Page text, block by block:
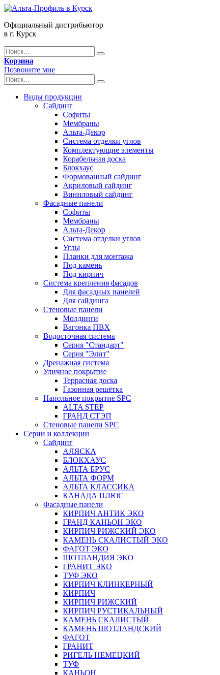
Официальный дистрибьютор
в г. Курск
Корзина
Позвоните мне
Виды продукции
Сайдинг
Софиты
Мембраны
Альта-Декор
Система отделки углов
Комплектующие элементы
Корабельная доска
Блокхаус
Формованный сайдинг
Акриловый сайдинг
Виниловый сайдинг
Фасадные панели
Софиты
Мембраны
Альта-Декор
Система отделки углов
Углы
Планки для монтажа
Под камень
Под кирпич
Система крепления фасадов
Для фасадных панелей
Для сайдинга
Стеновые панели
Молдинги
Вагонка ПВХ
Водосточная система
Серия "Стандарт"
Серия "Элит"
Дренажная система
Уличное покрытие
Террасная доска
Газонная решётка
Напольное покрытие SPC
ALTA STEP
ГРАНД СТЭП
Стеновые панели SPC
Серии и коллекции
Сайдинг
АЛЯСКА
БЛОКХАУС
АЛЬТА БРУС
АЛЬТА ФОРМ
АЛЬТА КЛАССИКА
КАНАДА ПЛЮС
Фасадные панели
КИРПИЧ АНТИК ЭКО
ГРАНД КАНЬОН ЭКО
КИРПИЧ РИЖСКИЙ ЭКО
КАМЕНЬ СКАЛИСТЫЙ ЭКО
ФАГОТ ЭКО
ШОТЛАНДИЯ ЭКО
ГРАНИТ ЭКО
ТУФ ЭКО
КИРПИЧ КЛИНКЕРНЫЙ
КИРПИЧ
КИРПИЧ РИЖСКИЙ
КИРПИЧ РУСТИКАЛЬНЫЙ
КАМЕНЬ СКАЛИСТЫЙ
КАМЕНЬ ШОТЛАНДСКИЙ
ФАГОТ
ГРАНИТ
РИГЕЛЬ НЕМЕЦКИЙ
ТУФ
КАНЬОН